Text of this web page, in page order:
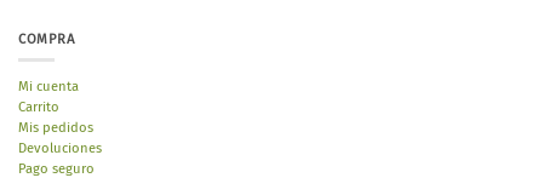
COMPRA
Mi cuenta
Carrito
Mis pedidos
Devoluciones
Pago seguro